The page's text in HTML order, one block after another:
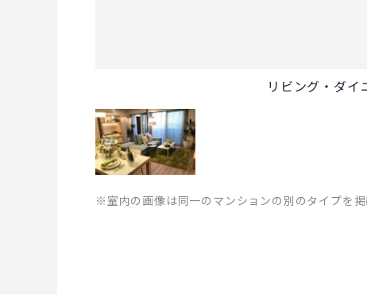
リビング・ダイ
※室内の画像は同一のマンションの別のタイプを掲